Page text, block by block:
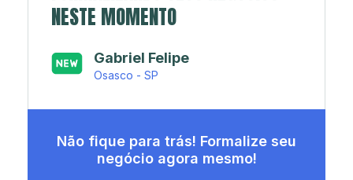
NESTE MOMENTO
Japa’s açaí e sorveteria
Rio de Janeiro - RJ
Não fique para trás! Formalize seu
negócio agora mesmo!